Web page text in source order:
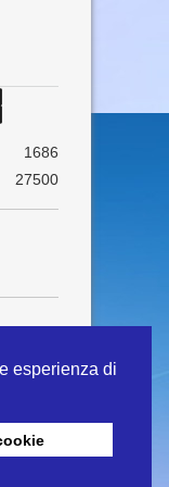
esperienza di
1686
27500